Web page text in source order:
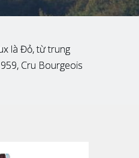
là Đỏ, từ trung
Cru Bourgeois